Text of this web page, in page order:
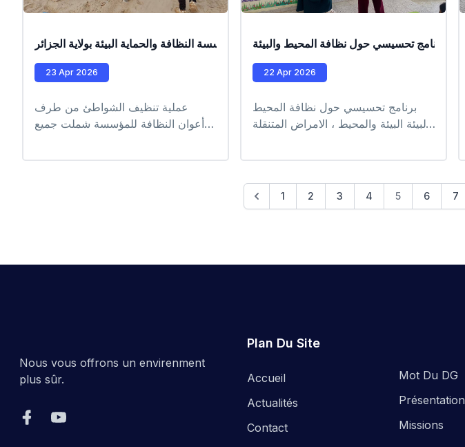
عمليات تدخل ميدانية من طرف عمال مؤسسة النظافة والحماية البيئة بولاية الجزائر
23 Apr 2026
عملية تنظيف الشواطئ من طرف
أعوان النظافة للمؤسسة شملت جميع
-القادوس -طرفاية -رغاية
برنامج تحسيسي حول نظافة المحيط والبيئة
22 Apr 2026
برنامج تحسيسي حول نظافة المحيط
والبيئة البيئة والمحيط ، الامراض المتنقلة
والبحر ، التسممات الغذائية ، الماء
حمانة -مدرسة سعيد بلوج -مدرسة
محمد قطاس بلدية بابا حسن المقاطعة
1 2 3 4 5 6 7
Nous vous offrons un envirenment
plus sûr.
Plan Du Site
Accueil
Actualités
Contact
Mot Du DG
Présentation
Missions